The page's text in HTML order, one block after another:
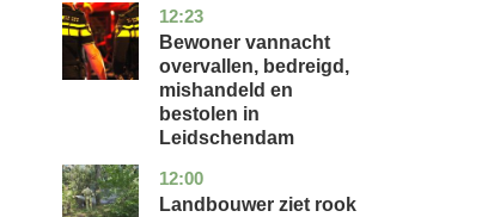
12:23
zuid-
holland
nieuws
Bewoner vannacht
overvallen, bedreigd,
mishandeld en
bestolen in
Leidschendam
12:00
drenthe
nieuws
Landbouwer ziet rook